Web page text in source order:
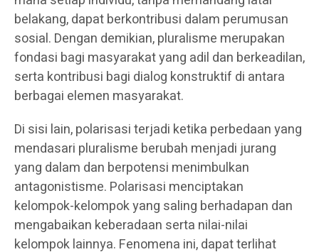
belakang, dapat berkontribusi dalam perumusan
sosial. Dengan demikian, pluralisme merupakan
fondasi bagi masyarakat yang adil dan berkeadilan,
serta kontribusi bagi dialog konstruktif di antara
berbagai elemen masyarakat.
Di sisi lain, polarisasi terjadi ketika perbedaan yang
mendasari pluralisme berubah menjadi jurang
yang dalam dan berpotensi menimbulkan
antagonistisme. Polarisasi menciptakan
kelompok-kelompok yang saling berhadapan dan
mengabaikan keberadaan serta nilai-nilai
kelompok lainnya. Fenomena ini, dapat terlihat